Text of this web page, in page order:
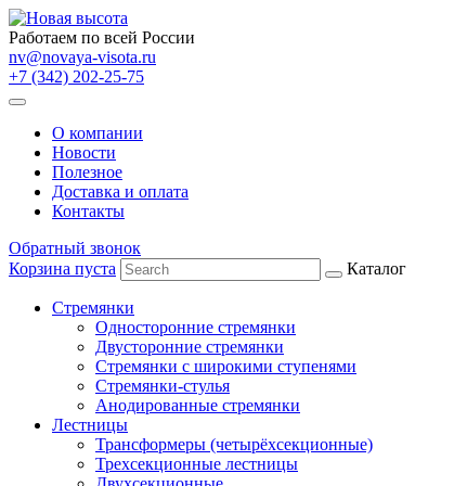
Работаем по всей России
nv@novaya-visota.ru
+7 (342) 202-25-75
О компании
Новости
Полезное
Доставка и оплата
Контакты
Обратный звонок
Корзина пуста
Каталог
Стремянки
Односторонние стремянки
Двусторонние стремянки
Стремянки с широкими ступенями
Стремянки-стулья
Анодированные стремянки
Лестницы
Трансформеры (четырёхсекционные)
Трехсекционные лестницы